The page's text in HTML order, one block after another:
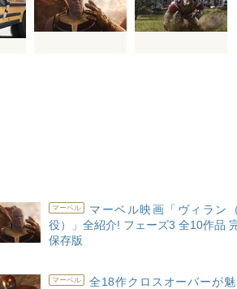
マーベル
マーベル映画「ヴィラン
役）」全紹介! フェーズ3 全10作品
保存版
マーベル
全18作クロスオーバーが